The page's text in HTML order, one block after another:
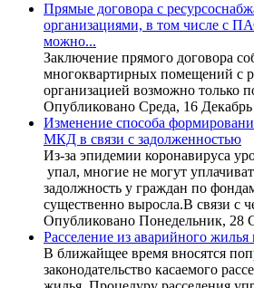
Прямые договора с
организациями, в том числе с
можно...
Заключение прямого договора
многоквартирных помещений с
организацией возможно только
Опубликовано Среда, 16
Изменение способа
МКД в связи с задолженностью
Из-за эпидемии коронавируса
упал, многие не могут
задолжность у граждан по
существенно выросла.В связи с
Опубликовано Понедельник, 28
Расселение из аварийного
В ближайщее время вносятся
законодательство касаемого